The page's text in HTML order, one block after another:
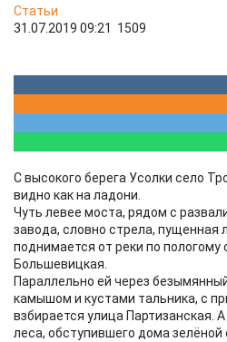
Статьи
31.07.2019 09:21
1509
С высокого берега Усолки село
видно как на ладони.
Чуть левее моста, рядом с
завода, словно стрела, пущенная
поднимается от реки по пологому
Большевицкая.
Параллельно ей через
камышом и кустами тальника, с
взбирается улица Партизанская.
леса, обступившего дома зелёной